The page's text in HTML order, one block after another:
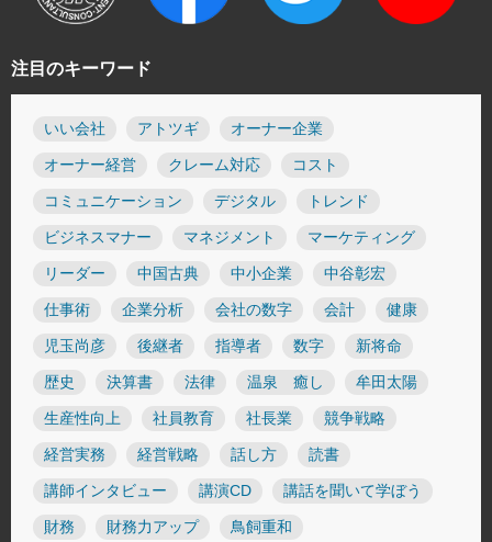
注目のキーワード
いい会社 アトツギ オーナー企業
オーナー経営 クレーム対応 コスト
コミュニケーション デジタル トレンド
ビジネスマナー マネジメント マーケティング
リーダー 中国古典 中小企業 中谷彰宏
仕事術 企業分析 会社の数字 会計 健康
児玉尚彦 後継者 指導者 数字 新将命
歴史 決算書 法律 温泉 癒し 牟田太陽
生産性向上 社員教育 社長業 競争戦略
経営実務 経営戦略 話し方 読書
講師インタビュー 講演CD 講話を聞いて学ぼう
財務 財務力アップ 鳥飼重和